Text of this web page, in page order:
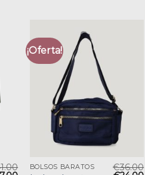
¡Oferta!
BOLSOS BARATOS €36.00